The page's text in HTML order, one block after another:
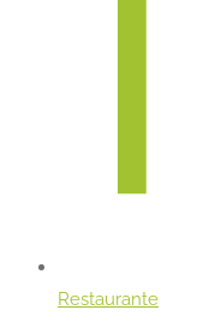
Restaurante